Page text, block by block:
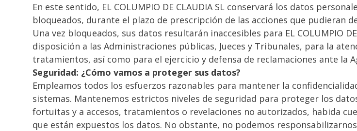
En este sentido, EL COLUMPIO DE CLAUDIA SL conservará los datos
bloqueados, durante el plazo de prescripción de las acciones que pudieran
Una vez bloqueados, sus datos resultarán inaccesibles para EL COLUMPIO
disposición a las Administraciones públicas, Jueces y Tribunales, para la
tratamientos, así como para el ejercicio y defensa de reclamaciones ante la
Seguridad: ¿Cómo vamos a proteger sus datos?
Empleamos todos los esfuerzos razonables para mantener la
sistemas. Mantenemos estrictos niveles de seguridad para proteger los
fortuitas y a accesos, tratamientos o revelaciones no autorizados, habida
que están expuestos los datos. No obstante, no podemos